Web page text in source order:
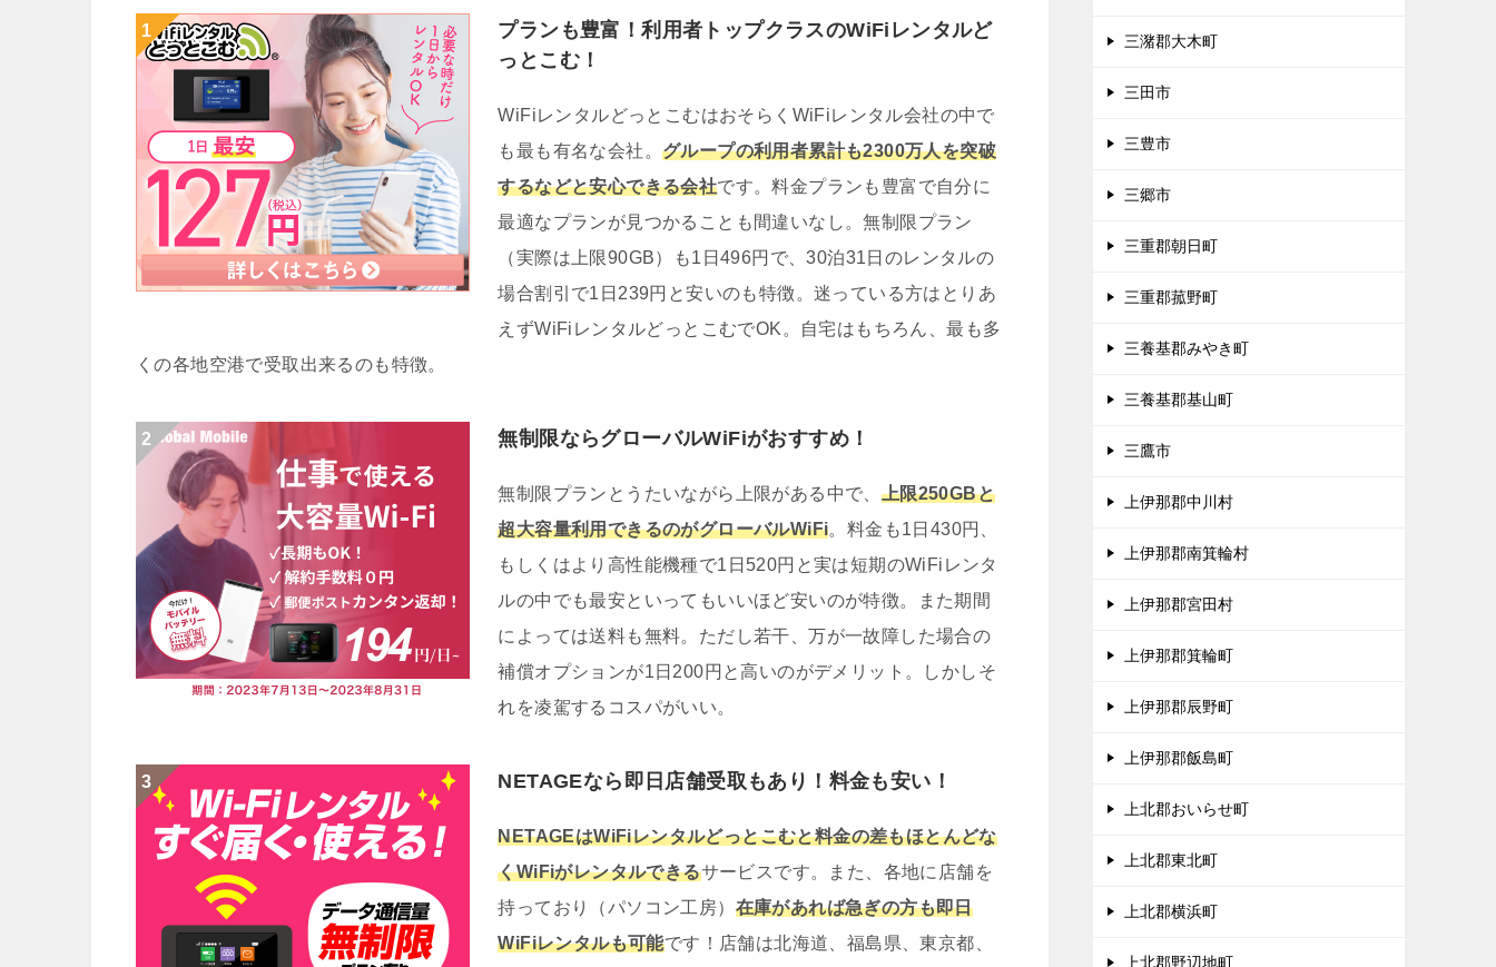
プランも豊富！利用者トップクラスのWiFiレンタルど
っとこむ！
WiFiレンタルどっとこむはおそらくWiFiレンタル会社の中で
も最も有名な会社。グループの利用者累計も2300万人を突破
するなどと安心できる会社です。料金プランも豊富で自分に
最適なプランが見つかることも間違いなし。無制限プラン
（実際は上限90GB）も1日496円で、30泊31日のレンタルの
場合割引で1日239円と安いのも特徴。迷っている方はとりあ
えずWiFiレンタルどっとこむでOK。自宅はもちろん、最も多
くの各地空港で受取出来るのも特徴。
無制限ならグローバルWiFiがおすすめ！
無制限プランとうたいながら上限がある中で、 上限250GBと
超大容量利用できるのがグローバルWiFi。料金も1日430円、
もしくはより高性能機種で1日520円と実は短期のWiFiレンタ
ルの中でも最安といってもいいほど安いのが特徴。また期間
によっては送料も無料。ただし若干、万が一故障した場合の
補償オプションが1日200円と高いのがデメリット。しかしそ
れを凌駕するコスパがいい。
NETAGEなら即日店舗受取もあり！料金も安い！
NETAGEはWiFiレンタルどっとこむと料金の差もほとんどな
くWiFiがレンタルできるサービスです。また、各地に店舗を
持っており（パソコン工房） 在庫があれば急ぎの方も即日
WiFiレンタルも可能です！店舗は北海道、福島県、東京都、
三潴郡大木町
三田市
三豊市
三郷市
三重郡朝日町
三重郡菰野町
三養基郡みやき町
三養基郡基山町
三鷹市
上伊那郡中川村
上伊那郡南箕輪村
上伊那郡宮田村
上伊那郡箕輪町
上伊那郡辰野町
上伊那郡飯島町
上北郡おいらせ町
上北郡東北町
上北郡横浜町
上北郡野辺地町